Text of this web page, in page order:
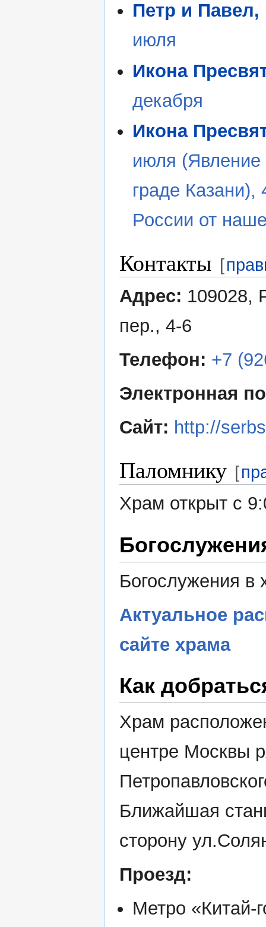
Петр и
июля
Икона
декабря
Икона
июля (Явление
граде
России от
Контакты [
Адрес: 109028,
пер., 4-6
Телефон: +7
Электронная
Сайт: http://
Паломнику [
Храм открыт с
Богослужения
Актуальное
сайте храма
Как
Храм
центре Москвы
Ближайшая
сторону
Проезд:
Метро «Китай-